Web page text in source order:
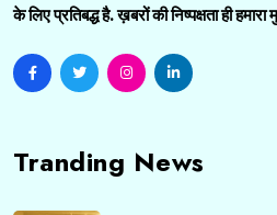
के लिए प्रतिबद्ध है. ख़बरों की निष्पक्षता ही हमारा
Tranding News